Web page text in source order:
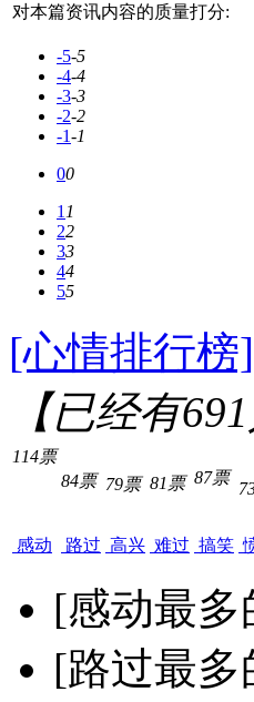
对本篇资讯内容的质量打分:
-5-5
-4-4
-3-3
-2-2
-1-1
00
11
22
33
44
55
[心情排行榜]
【已经有691
114票
感动
84票
路过
79票
高兴
81票
难过
87票
搞笑
[感动最多
[路过最多